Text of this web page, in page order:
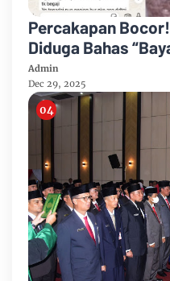
Percakapan
Diduga Bahas
Dukung Kebijakan
Admin
Dec 29, 2025